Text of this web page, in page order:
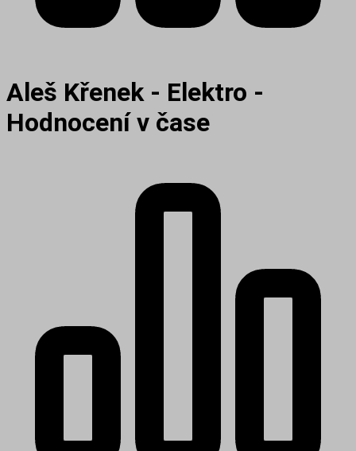
Aleš Křenek - Elektro -
Hodnocení v čase